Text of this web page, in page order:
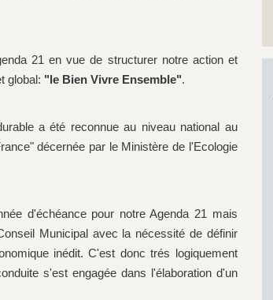
21 en vue de structurer notre action et
global: "le Bien Vivre Ensemble".
a été reconnue au niveau national au
décernée par le Ministère de l'Ecologie
d'échéance pour notre Agenda 21 mais
Municipal avec la nécessité de définir
inédit. C'est donc trés logiquement
s'est engagée dans l'élaboration d'un